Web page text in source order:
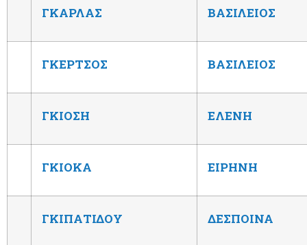
ΓΚΑΡΛΑΣ ΒΑΣΙΛΕΙΟΣ
ΓΚΕΡΤΣΟΣ ΒΑΣΙΛΕΙΟΣ
ΓΚΙΟΣΗ ΕΛΕΝΗ
ΓΚΙΟΚΑ ΕΙΡΗΝΗ
ΓΚΙΠΑΤΙΔΟΥ ΔΕΣΠΟΙΝΑ